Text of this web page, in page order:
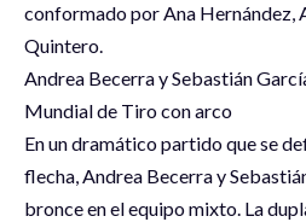
conformado por Ana Hernández,
Quintero.
Andrea Becerra y Sebastián
Mundial de Tiro con arco
En un dramático partido que se
flecha, Andrea Becerra y
bronce en el equipo mixto. La